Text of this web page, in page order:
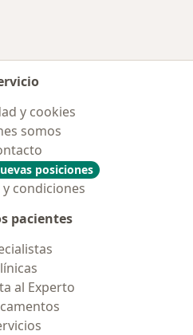
y cookies
somos
posiciones
condiciones
pacientes
al Experto